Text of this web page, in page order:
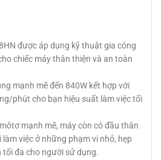
được áp dụng kỹ thuật gia công
chiếc máy thân thiện và an toàn
mạnh mẽ đến 840W kết hợp với
phút cho bạn hiệu suất làm việc tối
mạnh mẽ, máy còn có đầu thân
việc ở những phạm vi nhỏ, hẹp
đa cho người sử dụng.